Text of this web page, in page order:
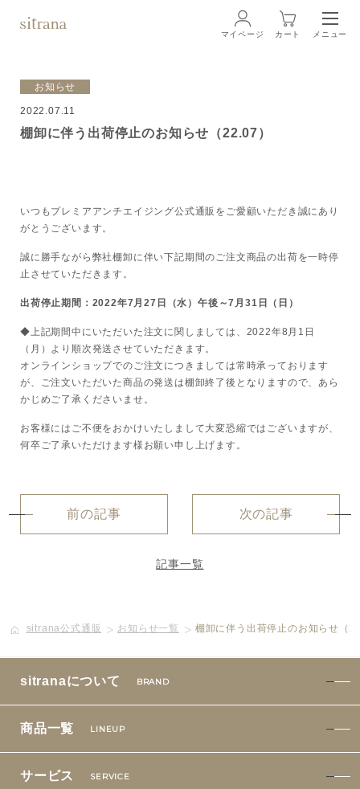
クリーム
ローション
クレンジング・洗顔料
マスク・スペシャルケア
ボディケア
美容液
サービス SERVICE
特集一覧
はじめての方へ
マイページ カート メニュー
お知らせ
2022.07.11
棚卸に伴う出荷停止のお知らせ（22.07）
いつもプレミアアンチエイジング公式通販をご愛顧いただき誠にあり
がとうございます。
誠に勝手ながら弊社棚卸に伴い下記期間のご注文商品の出荷を一時停
止させていただきます。
出荷停止期間：2022年7月27日（水）午後～7月31日（日）
◆上記期間中にいただいた注文に関しましては、2022年8月1日
（月）より順次発送させていただきます。
オンラインショップでのご注文につきましては常時承っております
が、 ご注文いただいた商品の発送は棚卸終了後となりますので、あら
かじめご了承くださいませ。
お客様にはご不便をおかけいたしまして大変恐縮ではございますが、
何卒ご了承いただけます様お願い申し上げます。
前の記事 次の記事
記事一覧
sitrana公式通販 お知らせ一覧 棚卸に伴う出荷停止のお知らせ（
sitranaについて BRAND
商品一覧 LINEUP
サービス SERVICE